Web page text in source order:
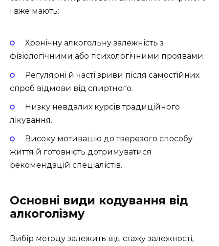
і вже мають:
Хронічну алкогольну залежність з
фізіологічними або психологічними проявами.
Регулярні й часті зриви після самостійних
спроб відмови від спиртного.
Низку невдалих курсів традиційного
лікування.
Високу мотивацію до тверезого способу
життя й готовність дотримуватися
рекомендацій спеціалістів.
Основні види кодування від
алкоголізму
Вибір методу залежить від стажу залежності,